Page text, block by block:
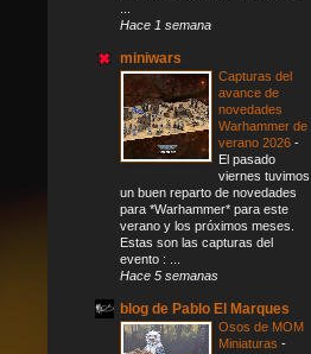
Hace 1 semana
miniwars
Capturas del
avance de
novedades
Warhammer de
verano 2026 -
El pasado
viernes tuvimos
un buen reparto de novedades
para *Warhammer* para este
verano y los próximos meses.
Estas son las capturas del
evento : ...
Hace 5 semanas
blog de Pablo El Marques
Osos de MOM
Miniaturas -